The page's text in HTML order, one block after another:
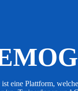
eine Plattform,